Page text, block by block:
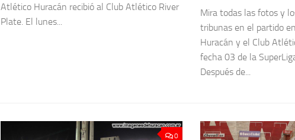
Atlético Huracán recibió al Club Atlético River
Plate. El lunes...
Mira todas las fotos y
tribunas en el partido
Huracán y el Club
fecha 03 de la
Después de...
0